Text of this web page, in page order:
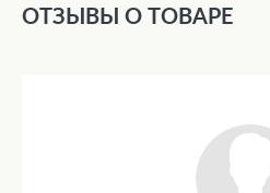
ОТЗЫВЫ О ТОВАРЕ